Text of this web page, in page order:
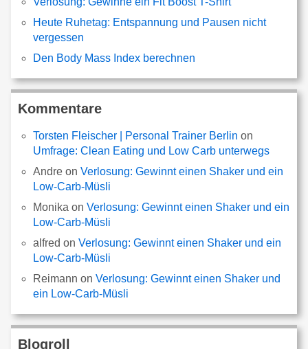
Heute Ruhetag: Entspannung und Pausen nicht
vergessen
Den Body Mass Index berechnen
Kommentare
Torsten Fleischer | Personal Trainer Berlin on
Umfrage: Clean Eating und Low Carb unterwegs
Andre onVerlosung: Gewinnt einen Shaker und ein
Low-Carb-Müsli
Monika onVerlosung: Gewinnt einen Shaker und ein
Low-Carb-Müsli
alfred onVerlosung: Gewinnt einen Shaker und ein
Low-Carb-Müsli
Reimann onVerlosung: Gewinnt einen Shaker und
ein Low-Carb-Müsli
Blogroll